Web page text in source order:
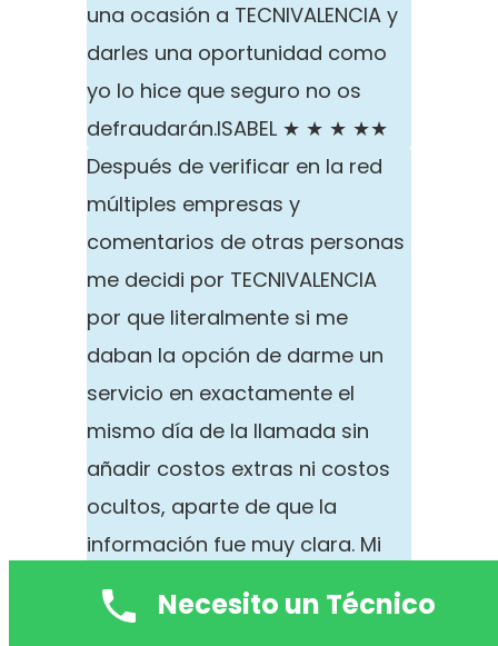
una ocasión a TECNIVALENCIA y
darles una oportunidad como
yo lo hice que seguro no os
defraudarán.ISABEL ★ ★ ★ ★★
Después de verificar en la red
múltiples empresas y
comentarios de otras personas
me decidi por TECNIVALENCIA
por que literalmente si me
daban la opción de darme un
servicio en exactamente el
mismo día de la llamada sin
añadir costos extras ni costos
ocultos, aparte de que la
información fue muy clara. Mi
lavadora dejo de marchar así
sin más y después de venir de
Necesito un Técnico